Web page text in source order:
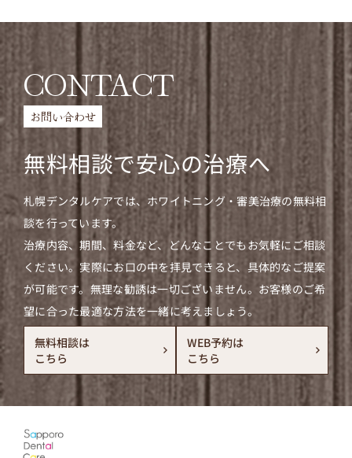
CONTACT
お問い合わせ
無料相談で安心の治療へ
札幌デンタルケアでは、ホワイトニング・審美治療の無料相
談を行っています。
治療内容、期間、料金など、どんなことでもお気軽にご相談
ください。実際にお口の中を拝見できると、具体的なご提案
が可能です。無理な勧誘は一切ございません。お客様のご希
望に合った最適な方法を一緒に考えましょう。
無料相談は
こちら
WEB予約は
こちら